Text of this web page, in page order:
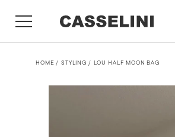
HOME STYLING LOU HALF MOON BAG